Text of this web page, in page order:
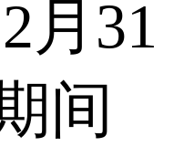
月31
间